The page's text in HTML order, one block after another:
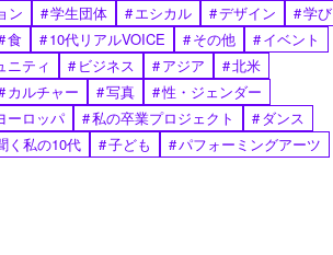
ン
#学生団体 #エシカル #デザイン #学び
食 #10代リアルVOICE #その他 #イベント
ニティ
# ビジネス #アジア #北米
カルチャー #写真 #性・ジェンダー
ーロッパ
#私の卒業プロジェクト #ダンス
く私の10代
#子ども #パフォーミングアーツ